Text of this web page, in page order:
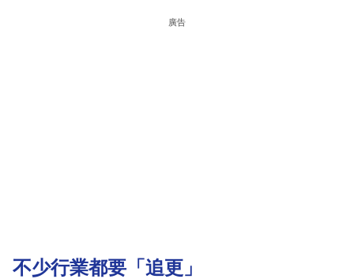
廣告
不少行業都要「追更」